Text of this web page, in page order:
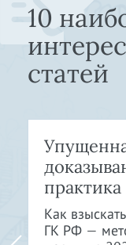
10
статей
Как
ГК РФ —